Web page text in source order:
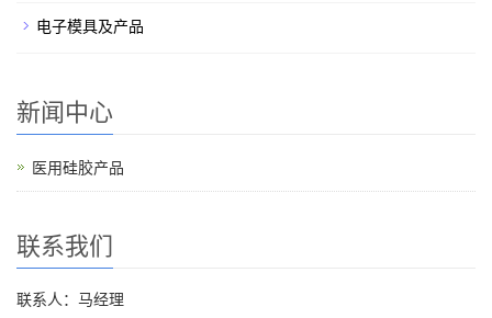
电子模具及产品
新闻中心
医用硅胶产品
联系我们
联系人：马经理